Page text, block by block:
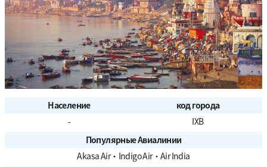
Население
код города
-
IXB
Популярные Авиалинии
Akasa Air・ Indigo Air・ Air India